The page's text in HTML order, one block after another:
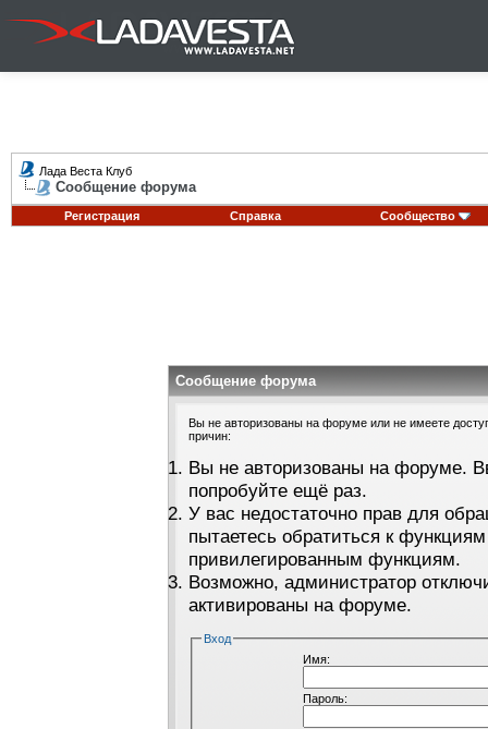
Лада Веста Клуб
Сообщение форума
Регистрация Справка Сообщество
Сообщение форума
Вы не авторизованы на форуме или не имеете
причин:
Вы не авторизованы на форуме.
попробуйте ещё раз.
У вас недостаточно прав для
пытаетесь обратиться к
привилегированным функциям.
Возможно, администратор
активированы на форуме.
Вход
Имя:
Пароль: